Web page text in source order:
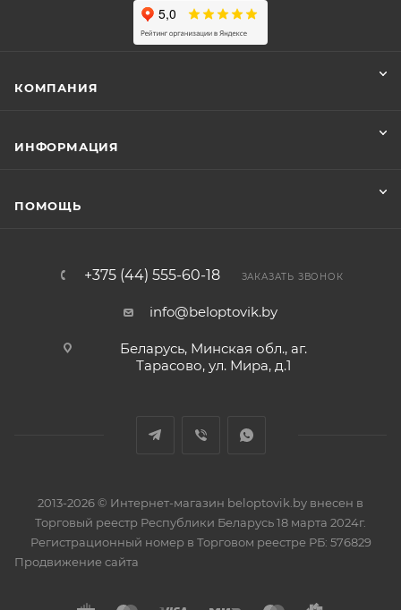
КОМПАНИЯ
ИНФОРМАЦИЯ
ПОМОЩЬ
+375 (44) 555-60-18 ЗАКАЗАТЬ ЗВОНОК
info@beloptovik.by
Беларусь, Минская обл., аг.
Тарасово, ул. Мира, д.1
2013-2026 © Интернет-магазин beloptovik.by внесен в
Торговый реестр Республики Беларусь 18 марта 2024г.
Регистрационный номер в Торговом реестре РБ: 576829
Продвижение сайта